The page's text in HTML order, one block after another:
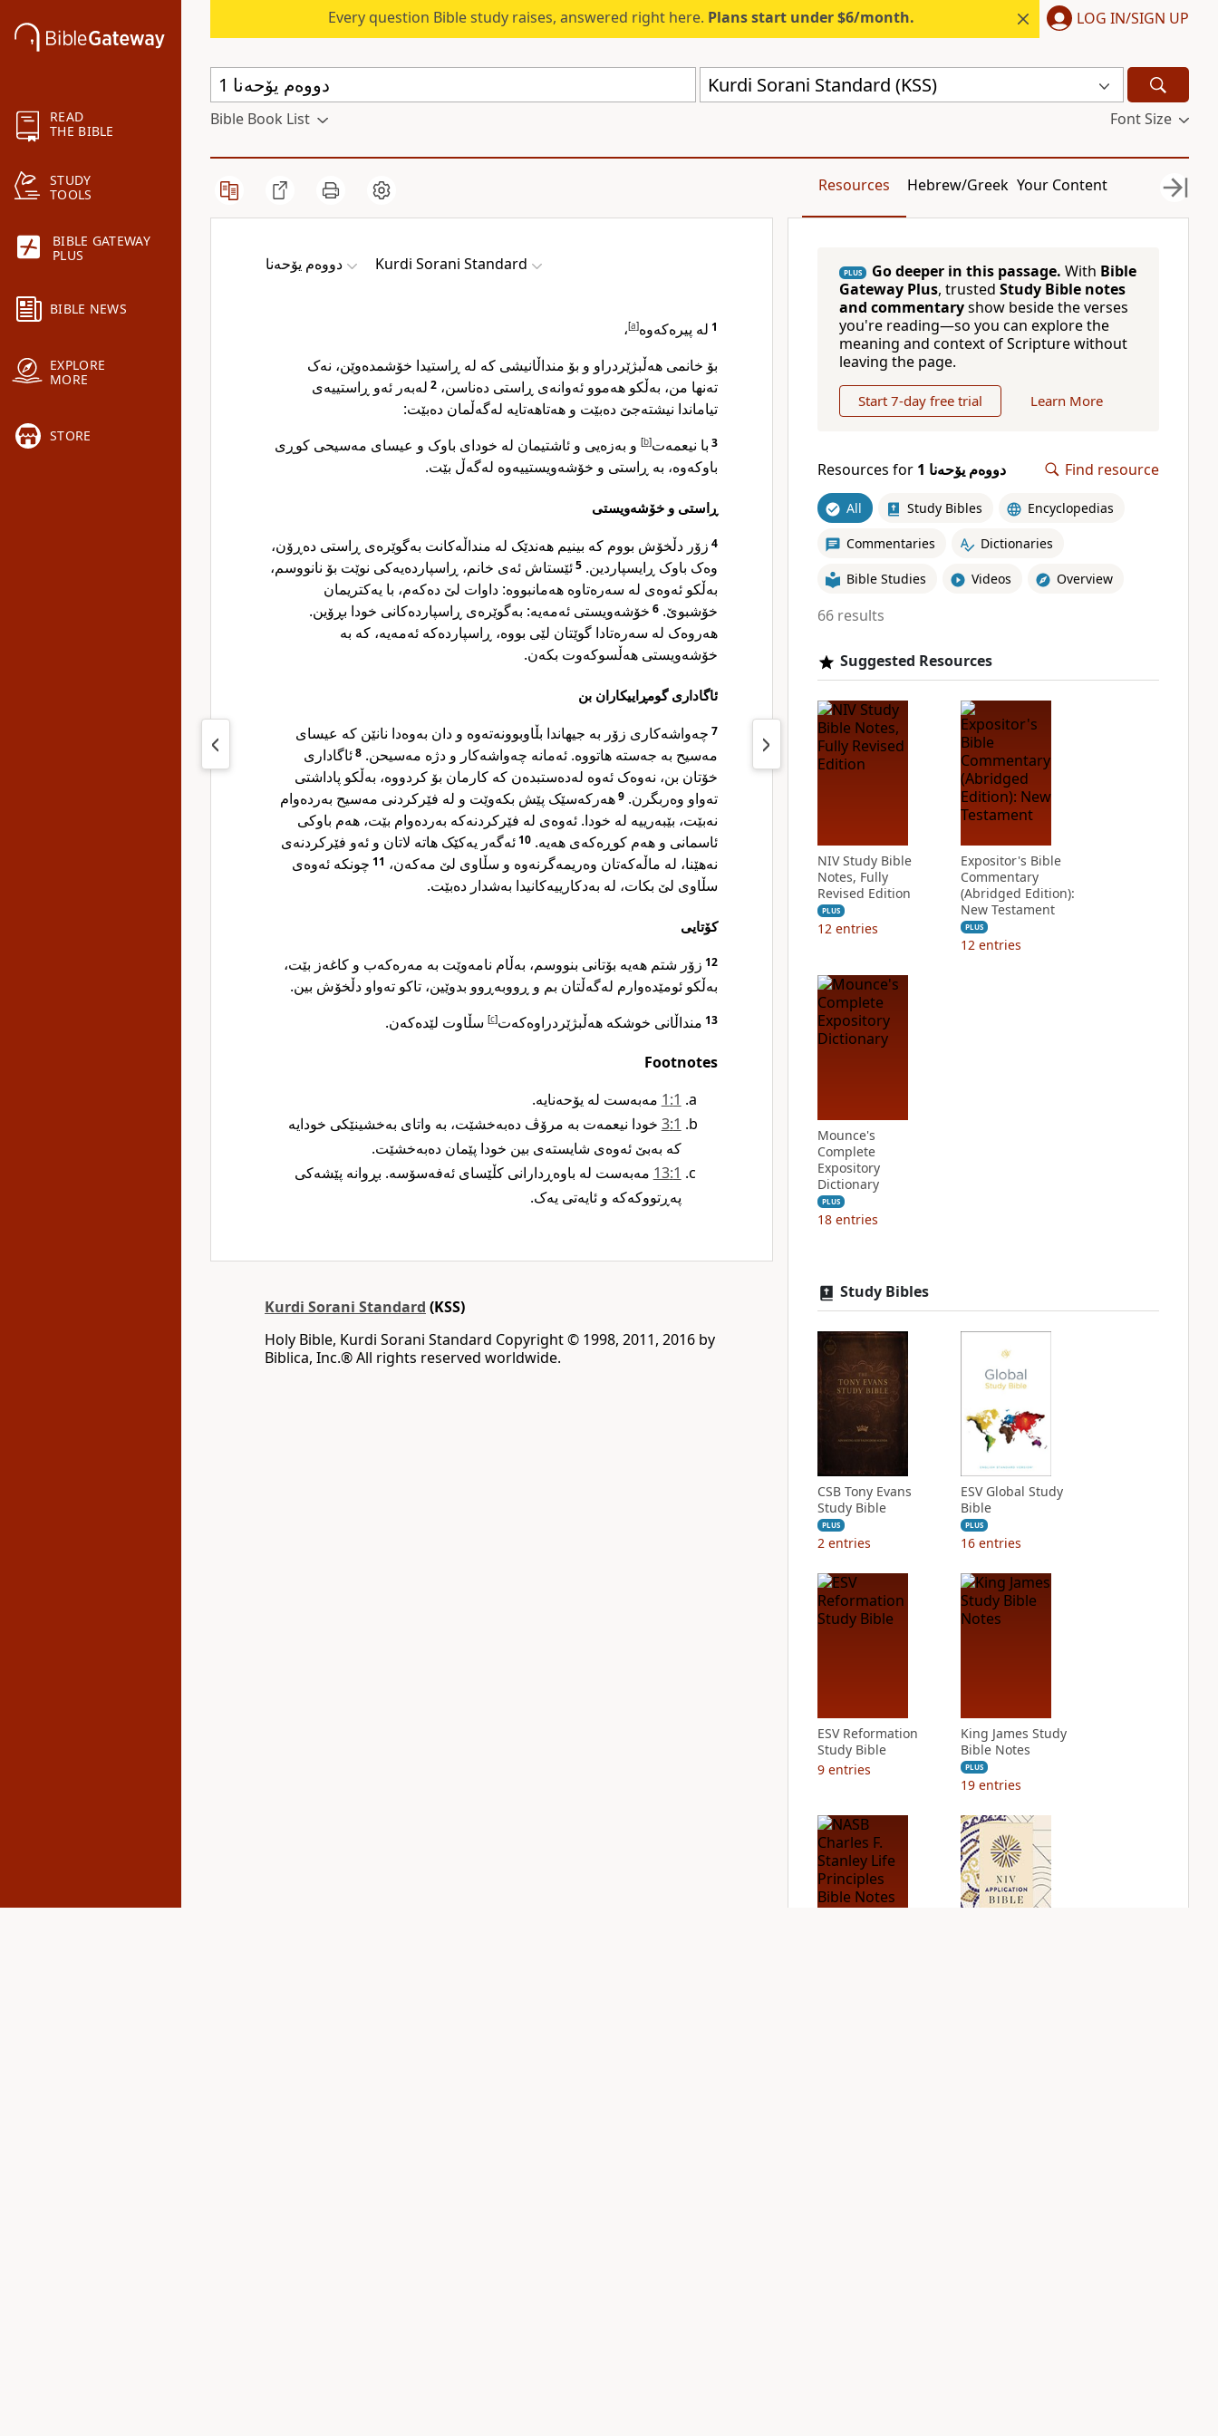
READ
THE BIBLE
STUDY
TOOLS
BIBLE GATEWAY
PLUS
BIBLE NEWS
EXPLORE
MORE
STORE
Every question Bible study raises, answered right here. Plans start under $6/month. LOG IN/SIGN UP
Kurdi Sorani Standard (KSS)
Bible Book List Font Size
Resources Hebrew/Greek Your Content
دووەم یۆحەنا Kurdi Sorani Standard
1 لە پیرەکەوە[
a
]،
بۆ خانمی هەڵبژێردراو و بۆ منداڵانیشی کە لە ڕاستیدا خۆشمدەوێن، نەک
تەنها من، بەڵکو هەموو ئەوانەی ڕاستی دەناسن،2 لەبەر ئەو ڕاستییەی
تیاماندا نیشتەجێ دەبێت و هەتاهەتایە لەگەڵمان دەبێت:
3 با نیعمەت[
b
] و بەزەیی و ئاشتیمان لە خودای باوک و عیسای مەسیحی کوڕی
باوکەوە، بە ڕاستی و خۆشەویستییەوە لەگەڵ بێت.
ڕاستی و خۆشەویستی
4 زۆر دڵخۆش بووم کە بینیم هەندێک لە منداڵەکانت بەگوێرەی ڕاستی دەڕۆن،
وەک باوک ڕایسپاردین.5ئێستاش ئەی خانم، ڕاسپاردەیەکی نوێت بۆ نانووسم،
بەڵکو ئەوەی لە سەرەتاوە هەمانبووە: داوات لێ دەکەم، با یەکتریمان
خۆشبوێ.6 خۆشەویستی ئەمەیە: بەگوێرەی ڕاسپاردەکانی خودا بڕۆین.
هەروەک لە سەرەتادا گوێتان لێی بووە، ڕاسپاردەکە ئەمەیە، کە بە
خۆشەویستی هەڵسوکەوت بکەن.
ئاگاداری گومڕاییکاران بن
7 چەواشەکاری زۆر بە جیهاندا بڵاوبوونەتەوە و دان بەوەدا نانێن کە عیسای
مەسیح بە جەستە هاتووە. ئەمانە چەواشەکار و دژە مەسیحن.8ئاگاداری
خۆتان بن، نەوەک ئەوە لەدەستبدەن کە کارمان بۆ کردووە، بەڵکو پاداشتی
تەواو وەربگرن.9هەرکەسێک پێش بکەوێت و لە فێرکردنی مەسیح بەردەوام
نەبێت، بێبەرییە لە خودا. ئەوەی لە فێرکردنەکە بەردەوام بێت، هەم باوکی
ئاسمانی و هەم کوڕەکەی هەیە.10ئەگەر یەکێک هاتە لاتان و ئەو فێرکردنەی
نەهێنا، لە ماڵەکەتان وەریمەگرنەوە و سڵاوی لێ مەکەن، 11 چونکە ئەوەی
سڵاوی لێ بکات، لە بەدکارییەکانیدا بەشدار دەبێت.
کۆتایی
12 زۆر شتم هەیە بۆتانی بنووسم، بەڵام نامەوێت بە مەرەکەب و کاغەز بێت،
بەڵکو ئومێدەوارم لەگەڵتان بم و ڕووبەڕوو بدوێین، تاکو تەواو دڵخۆش بین.
13 منداڵانی خوشکە هەڵبژێردراوەکەت[
c
] سڵاوت لێدەکەن.
Footnotes
1‏:1
مەبەست لە یۆحەنایە.‏
1‏:3
خودا نیعمەت بە مرۆڤ دەبەخشێت، بە واتای بەخشینێکی خودایە
کە بەبێ ئەوەی شایستەی بین خودا پێمان دەبەخشێت.‏
1‏:13
مەبەست لە باوەڕدارانی کڵێسای ئەفەسۆسە. بڕوانە پێشەکی
پەڕتووکەکە و ئایەتی یەک.‏
Kurdi Sorani Standard (KSS)
Holy Bible, Kurdi Sorani Standard ‪Copyright © 1998, 2011, 2016 by
Biblica, Inc‎.‎®‎‎ ‪All rights reserved worldwide‎.
PLUS Go deeper in this passage. With Bible
Gateway Plus, trusted Study Bible notes
and commentaryshow beside the verses
you're reading—so you can explore the
meaning and context of Scripture without
leaving the page.
Start 7-day free trial Learn More
Resources for دووەم یۆحەنا 1 Find resource
All Study Bibles Encyclopedias
Commentaries Dictionaries
Bible Studies Videos Overview
66 results
Suggested Resources
NIV Study Bible
Notes, Fully
Revised Edition
PLUS
12 entries
Expositor's Bible
Commentary
(Abridged Edition):
New Testament
PLUS
12 entries
Mounce's
Complete
Expository
Dictionary
PLUS
18 entries
Study Bibles
CSB Tony Evans
Study Bible
PLUS
2 entries
ESV Global Study
Bible
PLUS
16 entries
ESV Reformation
Study Bible
9 entries
King James Study
Bible Notes
PLUS
19 entries